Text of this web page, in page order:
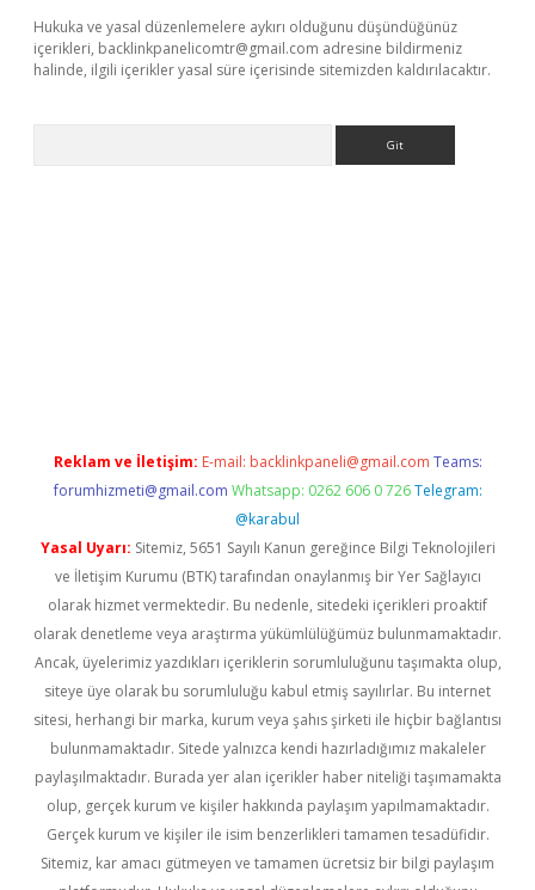
Hukuka ve yasal düzenlemelere aykırı olduğunu düşündüğünüz
içerikleri, backlinkpanelicomtr@gmail.com adresine bildirmeniz
halinde, ilgili içerikler yasal süre içerisinde sitemizden kaldırılacaktır.
Reklam ve İletişim: E-mail: backlinkpaneli@gmail.com Teams:
forumhizmeti@gmail.com Whatsapp: 0262 606 0 726 Telegram:
@karabul
Yasal Uyarı: Sitemiz, 5651 Sayılı Kanun gereğince Bilgi Teknolojileri
ve İletişim Kurumu (BTK) tarafından onaylanmış bir Yer Sağlayıcı
olarak hizmet vermektedir. Bu nedenle, sitedeki içerikleri proaktif
olarak denetleme veya araştırma yükümlülüğümüz bulunmamaktadır.
Ancak, üyelerimiz yazdıkları içeriklerin sorumluluğunu taşımakta olup,
siteye üye olarak bu sorumluluğu kabul etmiş sayılırlar. Bu internet
sitesi, herhangi bir marka, kurum veya şahıs şirketi ile hiçbir bağlantısı
bulunmamaktadır. Sitede yalnızca kendi hazırladığımız makaleler
paylaşılmaktadır. Burada yer alan içerikler haber niteliği taşımamakta
olup, gerçek kurum ve kişiler hakkında paylaşım yapılmamaktadır.
Gerçek kurum ve kişiler ile isim benzerlikleri tamamen tesadüfidir.
Sitemiz, kar amacı gütmeyen ve tamamen ücretsiz bir bilgi paylaşım